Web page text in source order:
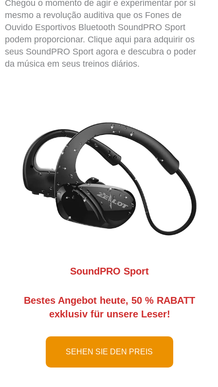
Chegou o momento de agir e experimentar por si
mesmo a revolução auditiva que os Fones de
Ouvido Esportivos Bluetooth SoundPRO Sport
podem proporcionar. Clique aqui para adquirir os
seus SoundPRO Sport agora e descubra o poder
da música em seus treinos diários.
SoundPRO Sport
Bestes Angebot heute, 50 % RABATT
exklusiv für unsere Leser!
SEHEN SIE DEN PREIS